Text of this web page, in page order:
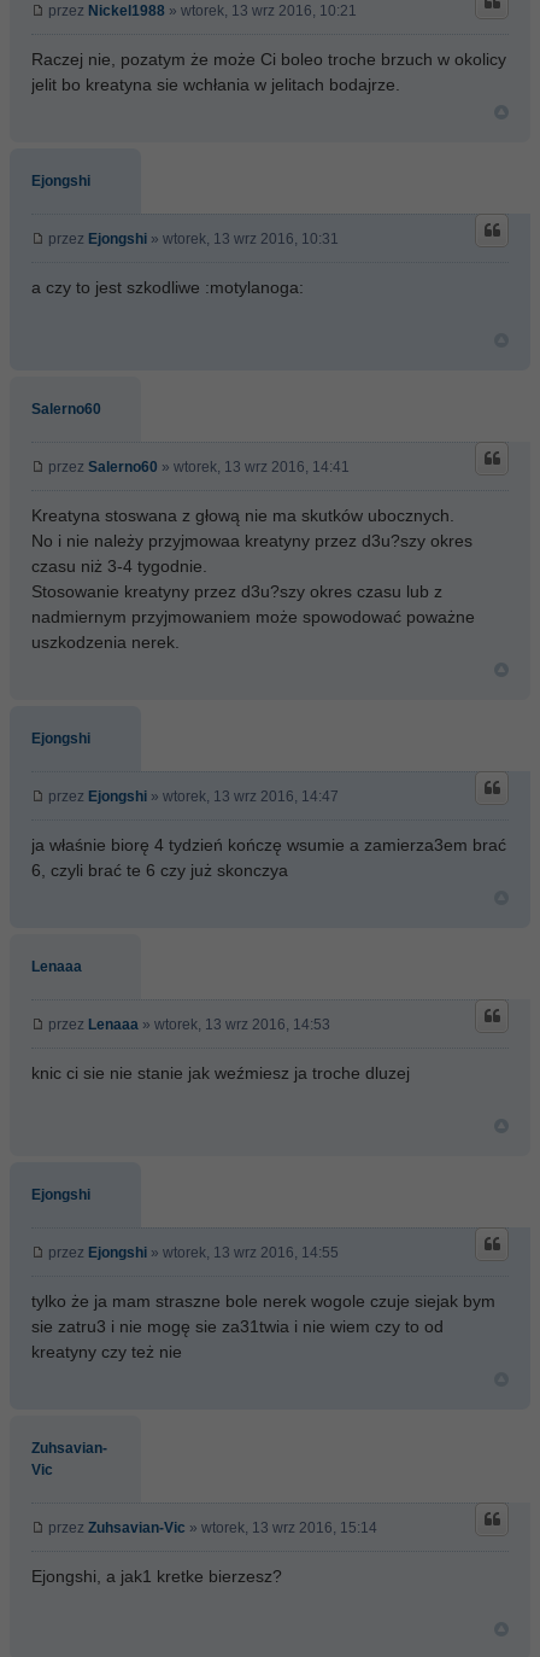
przez Nickel1988 » wtorek, 13 wrz 2016, 10:21
Raczej nie, pozatym że może Ci boleo troche brzuch w okolicy
jelit bo kreatyna sie wchłania w jelitach bodajrze.
Ejongshi
przez Ejongshi » wtorek, 13 wrz 2016, 10:31
a czy to jest szkodliwe :motylanoga:
Salerno60
przez Salerno60 » wtorek, 13 wrz 2016, 14:41
Kreatyna stoswana z głową nie ma skutków ubocznych.
No i nie należy przyjmowaa kreatyny przez d3u?szy okres
czasu niż 3-4 tygodnie.
Stosowanie kreatyny przez d3u?szy okres czasu lub z
nadmiernym przyjmowaniem może spowodować poważne
uszkodzenia nerek.
Ejongshi
przez Ejongshi » wtorek, 13 wrz 2016, 14:47
ja właśnie biorę 4 tydzień kończę wsumie a zamierza3em brać
6, czyli brać te 6 czy już skonczya
Lenaaa
przez Lenaaa » wtorek, 13 wrz 2016, 14:53
knic ci sie nie stanie jak weźmiesz ja troche dluzej
Ejongshi
przez Ejongshi » wtorek, 13 wrz 2016, 14:55
tylko że ja mam straszne bole nerek wogole czuje siejak bym
sie zatru3 i nie mogę sie za31twia i nie wiem czy to od
kreatyny czy też nie
Zuhsavian-
Vic
przez Zuhsavian-Vic » wtorek, 13 wrz 2016, 15:14
Ejongshi, a jak1 kretke bierzesz?